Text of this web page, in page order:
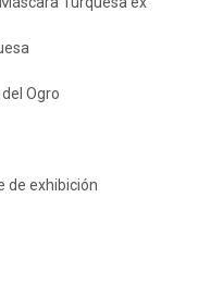
Ogro
de exhibición